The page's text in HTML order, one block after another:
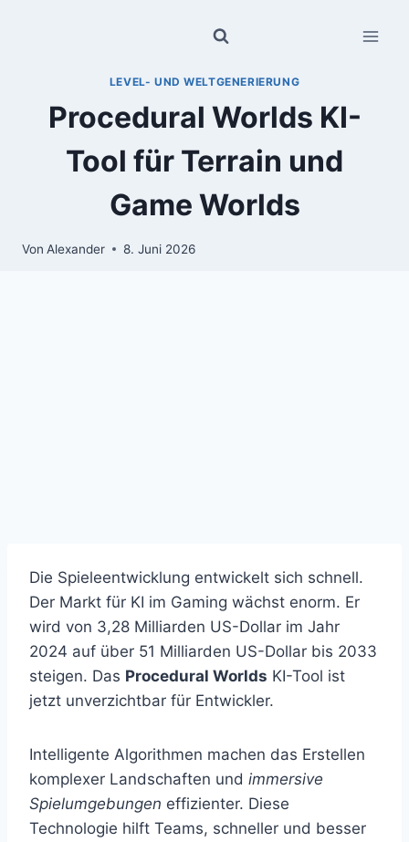
LEVEL- UND WELTGENERIERUNG
Procedural Worlds KI-
Tool für Terrain und
Game Worlds
Von Alexander 8. Juni 2026
Die Spieleentwicklung entwickelt sich schnell.
Der Markt für KI im Gaming wächst enorm. Er
wird von 3,28 Milliarden US-Dollar im Jahr
2024 auf über 51 Milliarden US-Dollar bis 2033
steigen. Das Procedural Worlds KI-Tool ist
jetzt unverzichtbar für Entwickler.
Intelligente Algorithmen machen das Erstellen
komplexer Landschaften und immersive
Spielumgebungen effizienter. Diese
Technologie hilft Teams, schneller und besser